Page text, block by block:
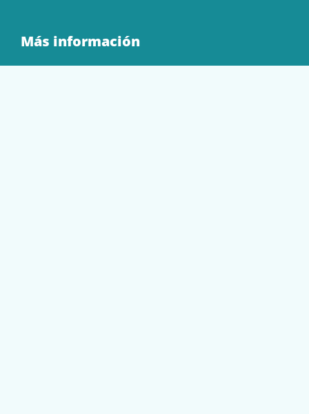
Más información